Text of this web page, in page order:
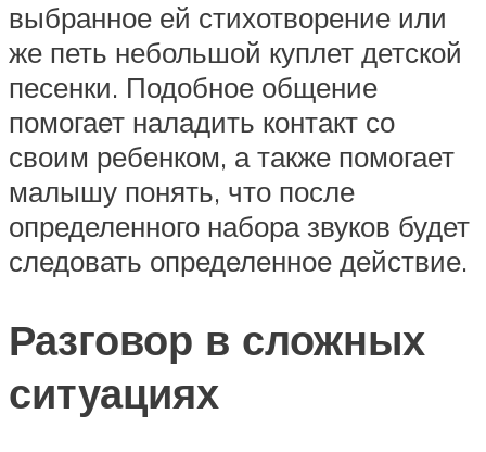
выбранное ей стихотворение или
же петь небольшой куплет детской
песенки. Подобное общение
помогает наладить контакт со
своим ребенком, а также помогает
малышу понять, что после
определенного набора звуков будет
следовать определенное действие.
Разговор в сложных
ситуациях